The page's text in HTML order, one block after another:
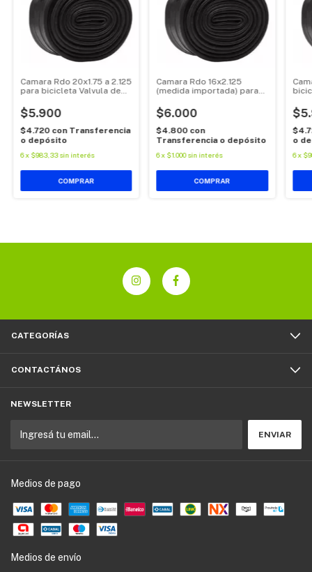
Camara Rdo 20x1.75 a 2.125
para bicicleta Valvula de
$5.900
$4.720 con Transferencia
o depósito
6x $983,33 sin interés
Camara Rdo 16x2.125
(medida importada) para
$6.000
$4.800 con
Transferencia o depósito
6x $1.000 sin interés
o
6x
CATEGORÍAS
CONTACTÁNOS
NEWSLETTER
Medios de pago
Medios de envío